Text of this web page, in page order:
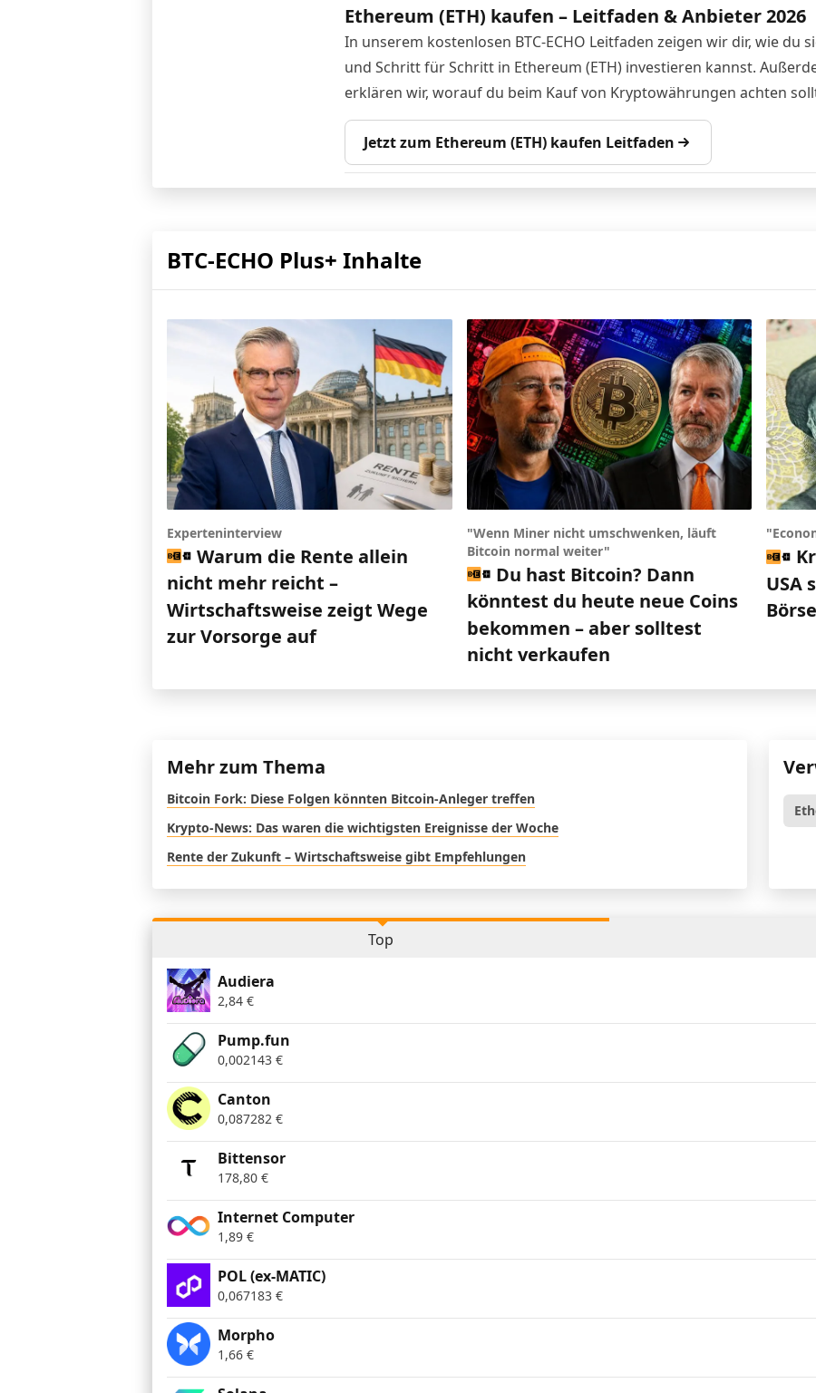
Ethereum (ETH) kaufen – Leitfaden & Anbieter 2026
In unserem kostenlosen BTC-ECHO Leitfaden zeigen wir dir, wie du
und Schritt für Schritt in Ethereum (ETH) investieren kannst.
erklären wir, worauf du beim Kauf von Kryptowährungen achten
Jetzt zum Ethereum (ETH) kaufen Leitfaden
BTC-ECHO Plus+ Inhalte
Experteninterview
Warum die Rente allein
nicht mehr reicht –
Wirtschaftsweise zeigt Wege
zur Vorsorge auf
"Wenn Miner nicht umschwenken, läuft
Bitcoin normal weiter"
Du hast Bitcoin? Dann
könntest du heute neue Coins
bekommen – aber solltest
nicht verkaufen
USA
Mehr zum Thema
Bitcoin Fork: Diese Folgen könnten Bitcoin-Anleger treffen
Krypto-News: Das waren die wichtigsten Ereignisse der Woche
Rente der Zukunft – Wirtschaftsweise gibt Empfehlungen
Top
Audiera
2,84 €
Pump.fun
0,002143 €
Canton
0,087282 €
Bittensor
178,80 €
Internet Computer
1,89 €
POL (ex-MATIC)
0,067183 €
Morpho
1,66 €